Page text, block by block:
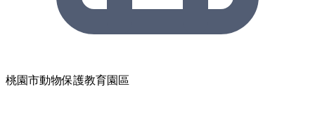
桃園市動物保護教育園區